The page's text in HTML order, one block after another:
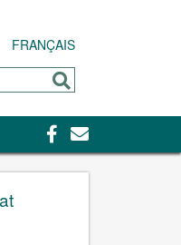
FRANÇAIS
Sturen
Facebook
Contact